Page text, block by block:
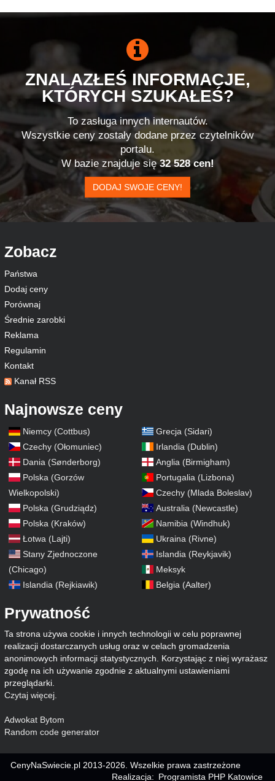
ZNALAZŁEŚ INFORMACJE,
KTÓRYCH SZUKAŁEŚ?
To zasługa innych internautów.
Wszystkie ceny zostały dodane przez czytelników
portalu.
W bazie znajduje się32 528 cen!
DODAJ SWOJE CENY!
Zobacz
Państwa
Dodaj ceny
Porównaj
Średnie zarobki
Reklama
Regulamin
Kontakt
Kanał RSS
Najnowsze ceny
Niemcy (Cottbus)
Czechy (Ołomuniec)
Dania (Sønderborg)
Polska (Gorzów
Wielkopolski)
Polska (Grudziądz)
Polska (Kraków)
Łotwa (Lajti)
Stany Zjednoczone
(Chicago)
Islandia (Rejkiawik)
Grecja (Sidari)
Irlandia (Dublin)
Anglia (Birmigham)
Portugalia (Lizbona)
Czechy (Mlada Boleslav)
Australia (Newcastle)
Namibia (Windhuk)
Ukraina (Rivne)
Islandia (Reykjavik)
Meksyk
Belgia (Aalter)
Prywatność
Ta strona używa cookie i innych technologii w celu poprawnej
realizacji dostarczanych usług oraz w celach gromadzenia
anonimowych informacji statystycznych. Korzystając z niej wyrażasz
zgodę na ich używanie zgodnie z aktualnymi ustawieniami
przeglądarki.
Czytaj więcej
Adwokat Bytom
Random code generator
CenyNaSwiecie.pl 2013-2026. Wszelkie prawa zastrzeżone
Realizacja: Programista PHP Katowice